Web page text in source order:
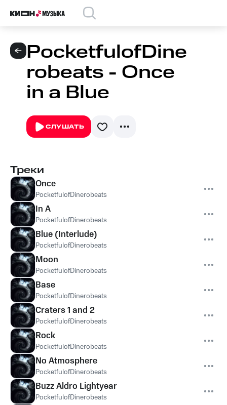
PocketfulofDine
robeats - Once
in a Blue
СЛУШАТЬ
Треки
Once
PocketfulofDinerobeats
In A
PocketfulofDinerobeats
Blue (Interlude)
PocketfulofDinerobeats
Moon
PocketfulofDinerobeats
Base
PocketfulofDinerobeats
Craters 1 and 2
PocketfulofDinerobeats
Rock
PocketfulofDinerobeats
No Atmosphere
PocketfulofDinerobeats
Buzz Aldro Lightyear
PocketfulofDinerobeats